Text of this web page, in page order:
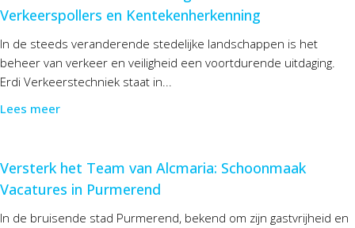
Verkeerspollers en Kentekenherkenning
In de steeds veranderende stedelijke landschappen is het
beheer van verkeer en veiligheid een voortdurende uitdaging.
Erdi Verkeerstechniek staat in...
Lees meer
Versterk het Team van Alcmaria: Schoonmaak
Vacatures in Purmerend
In de bruisende stad Purmerend, bekend om zijn gastvrijheid en